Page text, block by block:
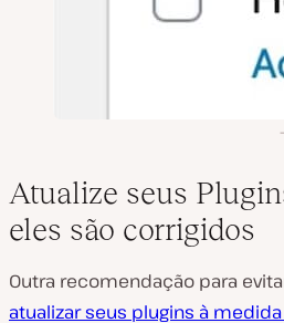
Atualize seus
eles são corrigidos
Outra recomendação para
atualizar seus plugins à